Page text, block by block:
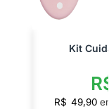
Kit
R$ 49,90